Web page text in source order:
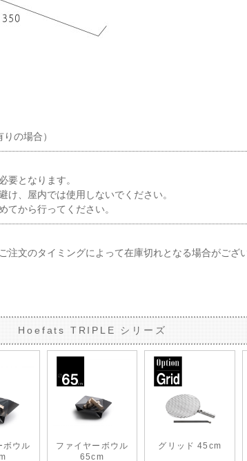
の場合）
要となります。
、屋内では使用しないでください。
から行ってください。
注文のタイミングによって在庫切れとなる場合がござ
Hoefats TRIPLE シリーズ
ボウル
ファイヤーボウル
65cm
グリッド 45cm